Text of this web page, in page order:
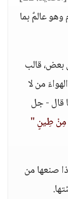
عالمٌ بما
بعض، قالب
من لا
قال - جل
مِنْ طِينٍ "
صنعها من